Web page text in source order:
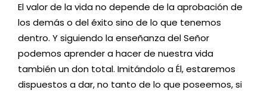
El valor de la vida no depende de la aprobación de
los demás o del éxito sino de lo que tenemos
dentro. Y siguiendo la enseñanza del Señor
podemos aprender a hacer de nuestra vida
también un don total. Imitándolo a Él, estaremos
dispuestos a dar, no tanto de lo que poseemos, si